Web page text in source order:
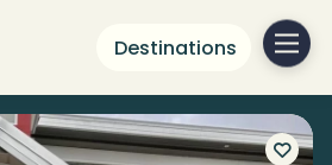
Destinations